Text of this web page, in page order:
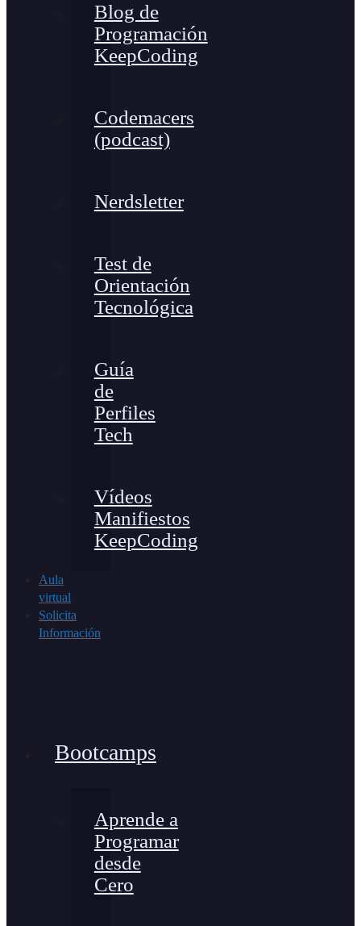
Blog de
Programación
KeepCoding
Codemacers
(podcast)
Nerdsletter
Test de
Orientación
Tecnológica
Guía
de
Perfiles
Tech
Vídeos
Manifiestos
KeepCoding
Aula
virtual
Solicita
Información
Bootcamps
Aprende a
Programar
desde
Cero